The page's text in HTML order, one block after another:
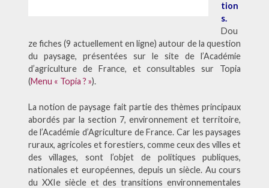
tion
s.
Dou
ze fiches (9 actuellement en ligne) autour de la question
du paysage, présentées sur le site de l’Académie
d’agriculture de France, et consultables sur Topia
(Menu « Topia ? »).
La notion de paysage fait partie des thèmes principaux
abordés par la section 7, environnement et territoire,
de l’Académie d’Agriculture de France. Car les paysages
ruraux, agricoles et forestiers, comme ceux des villes et
des villages, sont l’objet de politiques publiques,
nationales et européennes, depuis un siècle. Au cours
du XXIe siècle et des transitions environnementales